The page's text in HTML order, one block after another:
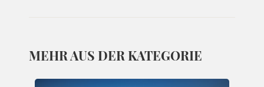
MEHR AUS DER KATEGORIE